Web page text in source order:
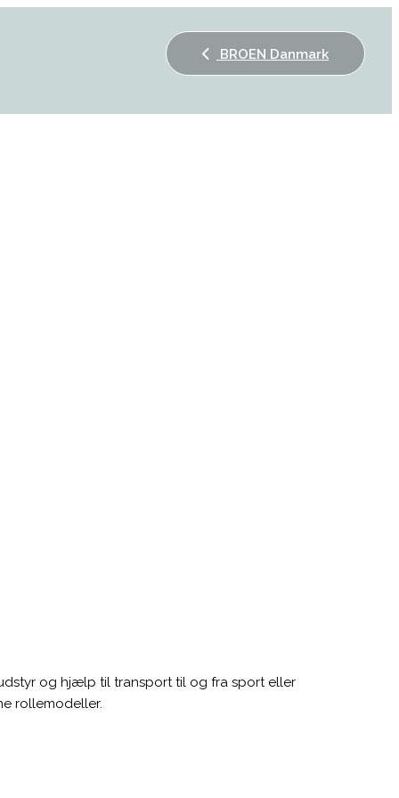
BROEN Danmark
og hjælp til transport til og fra sport eller
rollemodeller.